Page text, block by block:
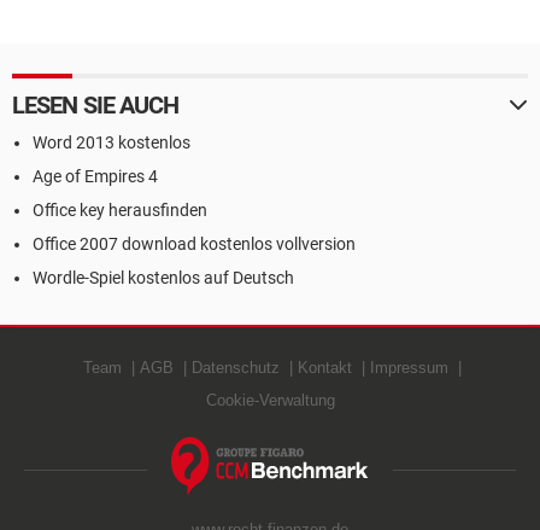
LESEN SIE AUCH
Word 2013 kostenlos
Age of Empires 4
Office key herausfinden
Office 2007 download kostenlos vollversion
Wordle-Spiel kostenlos auf Deutsch
Team AGB Datenschutz Kontakt
Impressum
Cookie-Verwaltung